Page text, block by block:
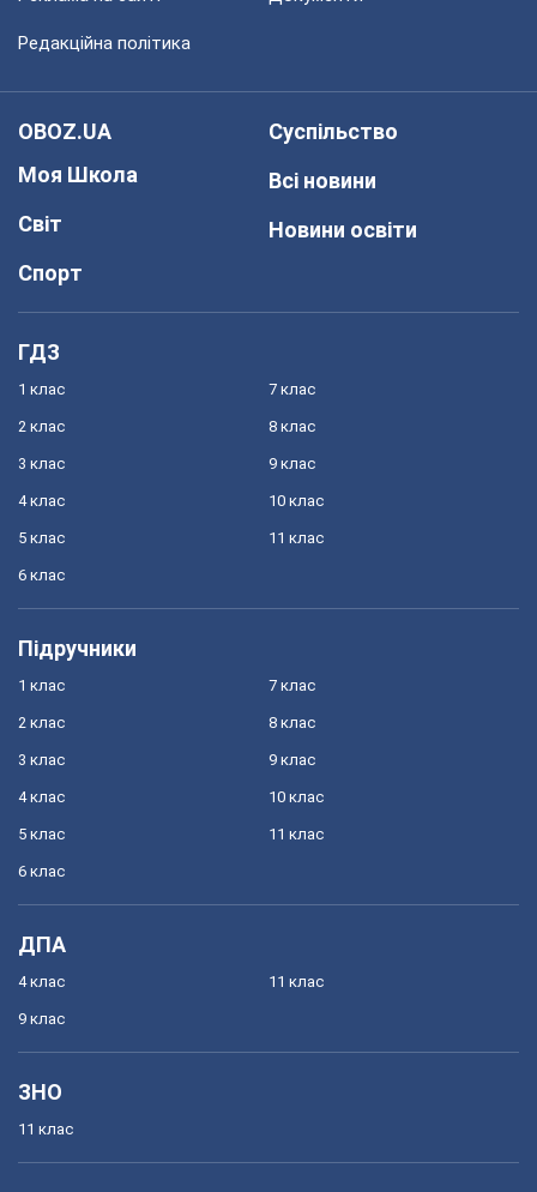
Редакційна політика
OBOZ.UA
Моя Школа
Світ
Спорт
Суспільство
Всі новини
Новини освіти
ГДЗ
1 клас
2 клас
3 клас
4 клас
5 клас
6 клас
7 клас
8 клас
9 клас
10 клас
11 клас
Підручники
1 клас
2 клас
3 клас
4 клас
5 клас
6 клас
7 клас
8 клас
9 клас
10 клас
11 клас
ДПА
4 клас
9 клас
11 клас
ЗНО
11 клас